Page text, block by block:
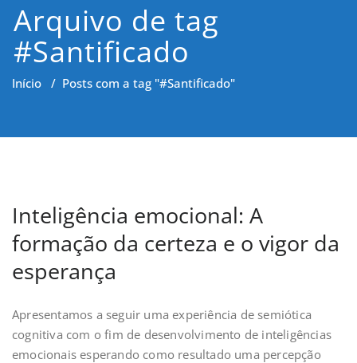
Arquivo de tag
#Santificado
Início / Posts com a tag "#Santificado"
Inteligência emocional: A
formação da certeza e o vigor da
esperança
Apresentamos a seguir uma experiência de semiótica
cognitiva com o fim de desenvolvimento de inteligências
emocionais esperando como resultado uma percepção